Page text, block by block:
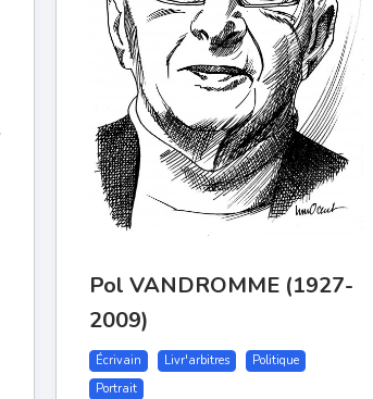
Pol VANDROMME (1927-
2009)
Écrivain Livr'arbitres
Politique
Portrait